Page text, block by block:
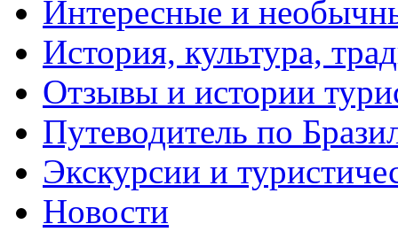
Интересные и
История, культура,
Отзывы и истории
Путеводитель по
Экскурсии и
Новости